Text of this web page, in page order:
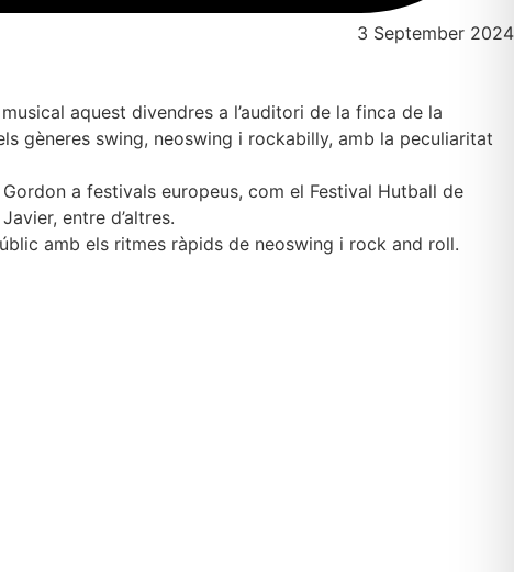
3 September 2024
aquest divendres a l’auditori de la finca de la
gèneres swing, neoswing i rockabilly, amb la peculiaritat
a festivals europeus, com el Festival Hutball de
entre d’altres.
amb els ritmes ràpids de neoswing i rock and roll.